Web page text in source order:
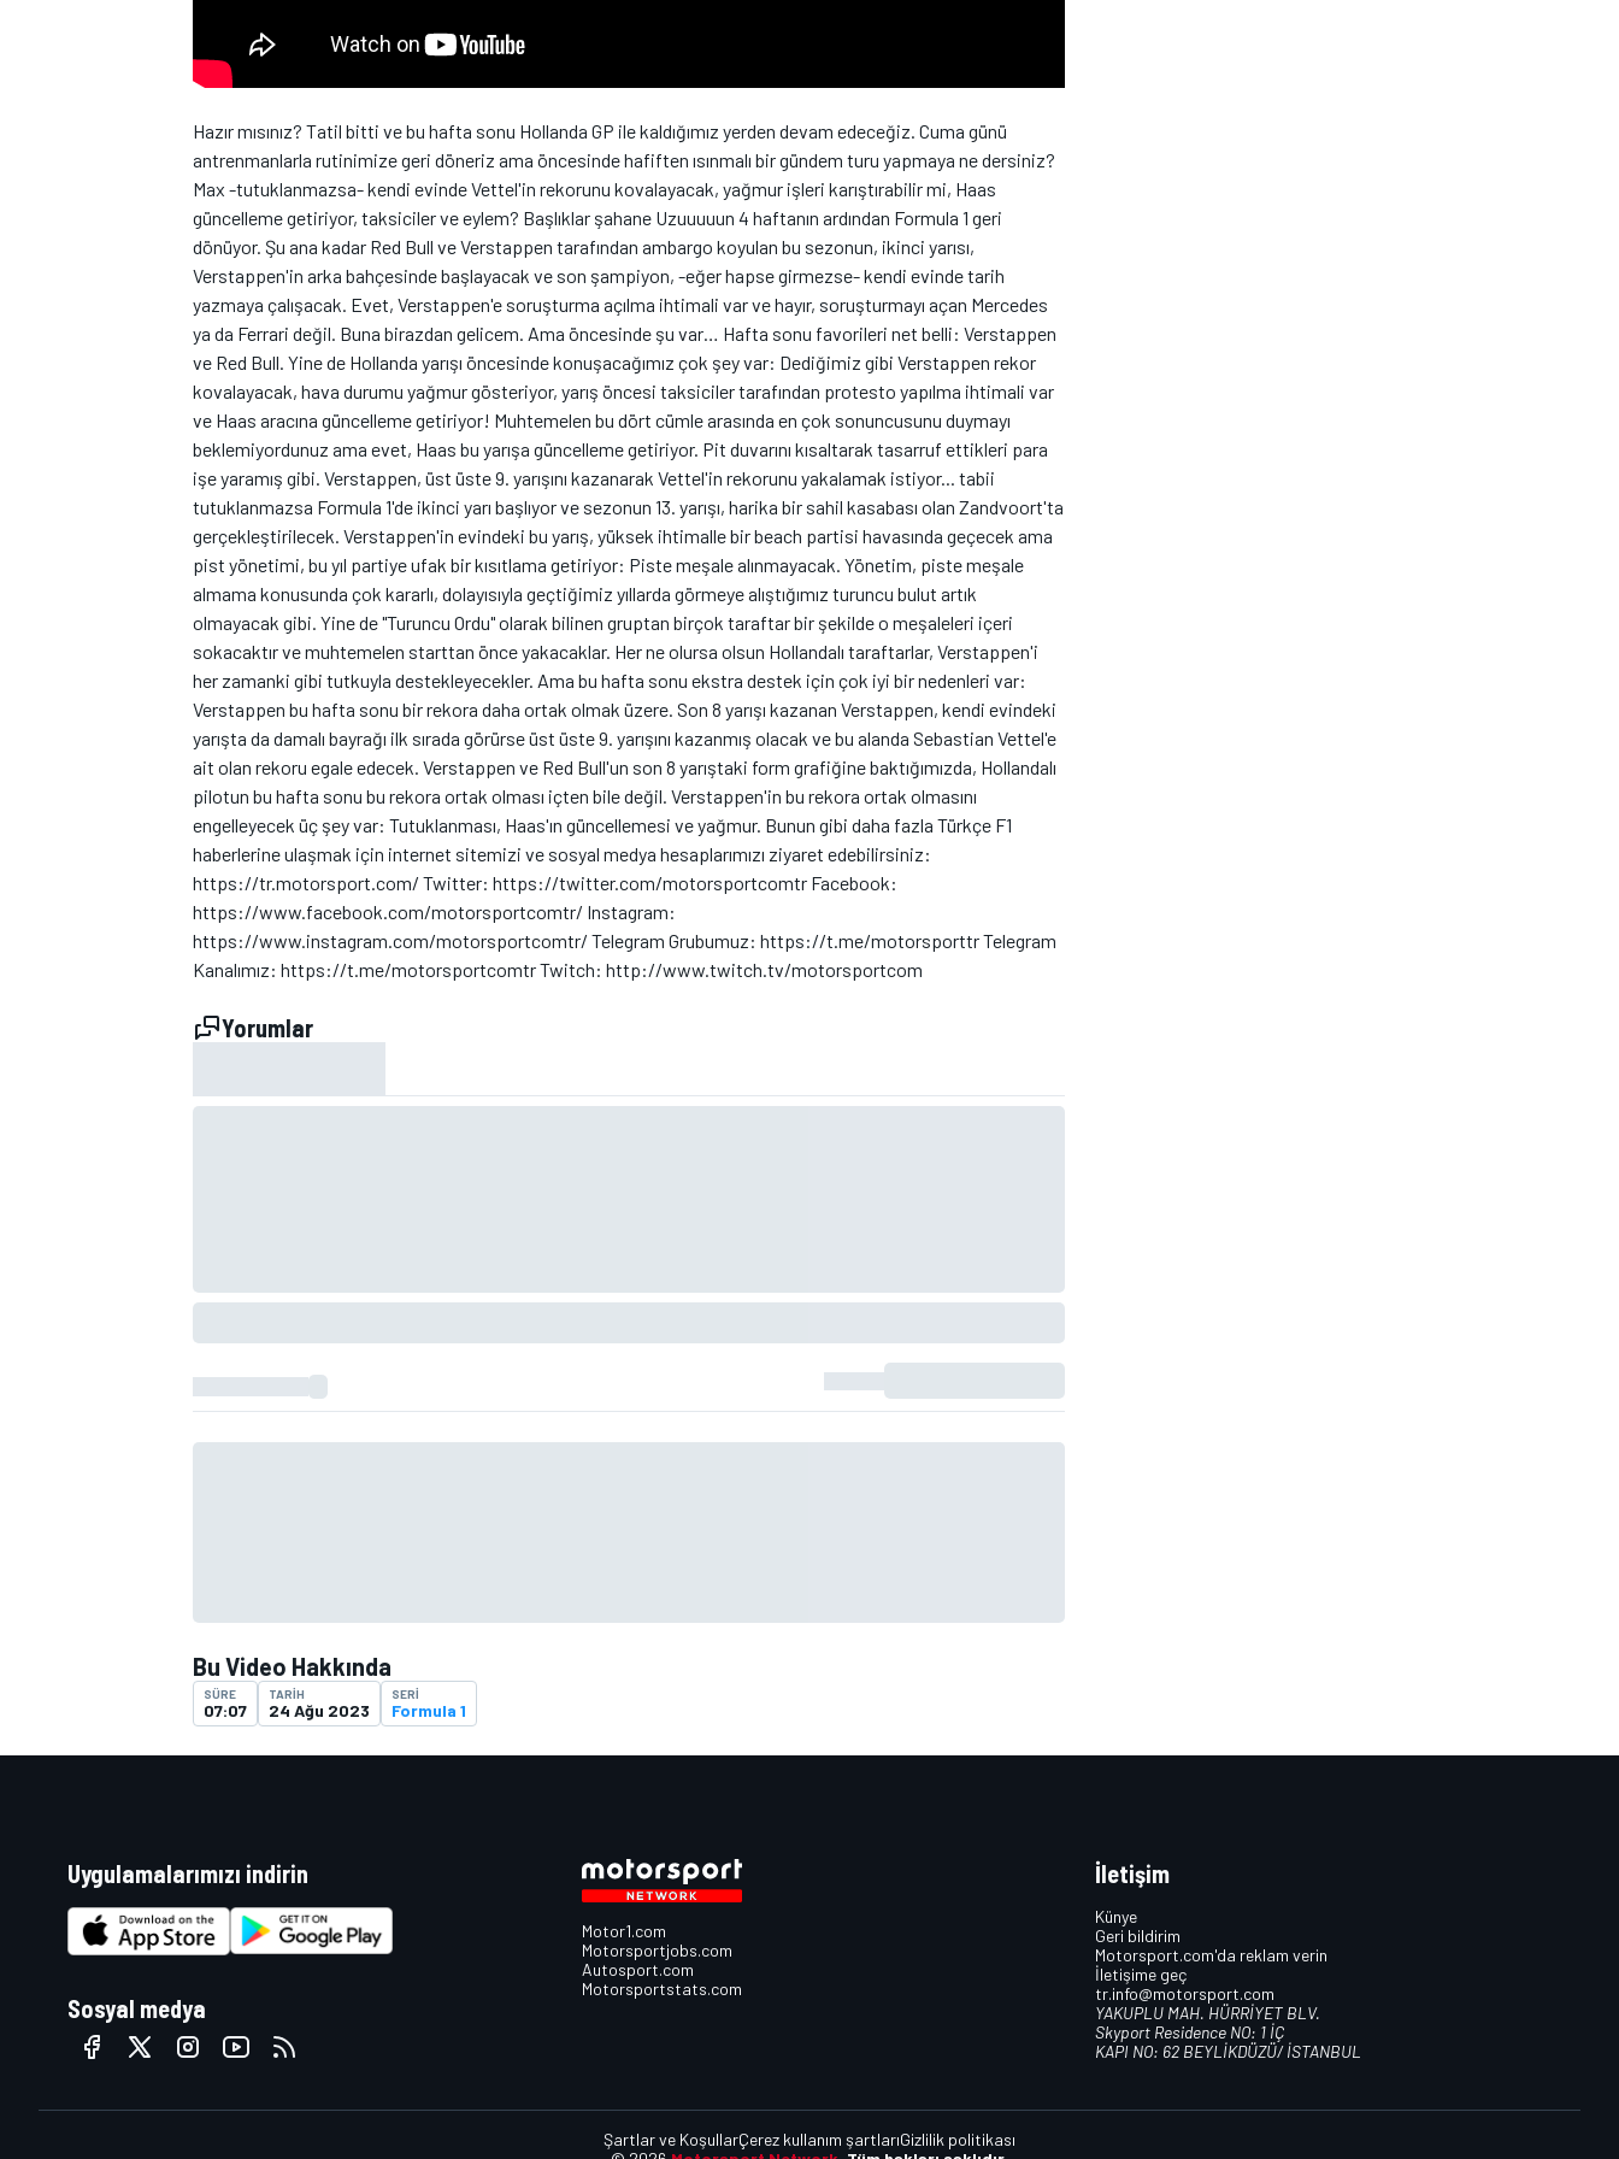
WRC
TÜRK SPORCULAR
MOTOSİKLET
Hazır mısınız? Tatil bitti ve bu hafta sonu Hollanda GP ile kaldığımız yerden devam edeceğiz. Cuma günü
antrenmanlarla rutinimize geri döneriz ama öncesinde hafiften ısınmalı bir gündem turu yapmaya ne dersiniz?
Max -tutuklanmazsa- kendi evinde Vettel'in rekorunu kovalayacak, yağmur işleri karıştırabilir mi, Haas
güncelleme getiriyor, taksiciler ve eylem? Başlıklar şahane Uzuuuuun 4 haftanın ardından Formula 1 geri
dönüyor. Şu ana kadar Red Bull ve Verstappen tarafından ambargo koyulan bu sezonun, ikinci yarısı,
Verstappen'in arka bahçesinde başlayacak ve son şampiyon, -eğer hapse girmezse- kendi evinde tarih
yazmaya çalışacak. Evet, Verstappen'e soruşturma açılma ihtimali var ve hayır, soruşturmayı açan Mercedes
ya da Ferrari değil. Buna birazdan gelicem. Ama öncesinde şu var… Hafta sonu favorileri net belli: Verstappen
ve Red Bull. Yine de Hollanda yarışı öncesinde konuşacağımız çok şey var: Dediğimiz gibi Verstappen rekor
kovalayacak, hava durumu yağmur gösteriyor, yarış öncesi taksiciler tarafından protesto yapılma ihtimali var
ve Haas aracına güncelleme getiriyor! Muhtemelen bu dört cümle arasında en çok sonuncusunu duymayı
beklemiyordunuz ama evet, Haas bu yarışa güncelleme getiriyor. Pit duvarını kısaltarak tasarruf ettikleri para
işe yaramış gibi. Verstappen, üst üste 9. yarışını kazanarak Vettel'in rekorunu yakalamak istiyor... tabii
tutuklanmazsa Formula 1'de ikinci yarı başlıyor ve sezonun 13. yarışı, harika bir sahil kasabası olan Zandvoort'ta
gerçekleştirilecek. Verstappen'in evindeki bu yarış, yüksek ihtimalle bir beach partisi havasında geçecek ama
pist yönetimi, bu yıl partiye ufak bir kısıtlama getiriyor: Piste meşale alınmayacak. Yönetim, piste meşale
almama konusunda çok kararlı, dolayısıyla geçtiğimiz yıllarda görmeye alıştığımız turuncu bulut artık
olmayacak gibi. Yine de "Turuncu Ordu" olarak bilinen gruptan birçok taraftar bir şekilde o meşaleleri içeri
sokacaktır ve muhtemelen starttan önce yakacaklar. Her ne olursa olsun Hollandalı taraftarlar, Verstappen'i
her zamanki gibi tutkuyla destekleyecekler. Ama bu hafta sonu ekstra destek için çok iyi bir nedenleri var:
Verstappen bu hafta sonu bir rekora daha ortak olmak üzere. Son 8 yarışı kazanan Verstappen, kendi evindeki
yarışta da damalı bayrağı ilk sırada görürse üst üste 9. yarışını kazanmış olacak ve bu alanda Sebastian Vettel'e
ait olan rekoru egale edecek. Verstappen ve Red Bull'un son 8 yarıştaki form grafiğine baktığımızda, Hollandalı
pilotun bu hafta sonu bu rekora ortak olması içten bile değil. Verstappen'in bu rekora ortak olmasını
engelleyecek üç şey var: Tutuklanması, Haas'ın güncellemesi ve yağmur. Bunun gibi daha fazla Türkçe F1
haberlerine ulaşmak için internet sitemizi ve sosyal medya hesaplarımızı ziyaret edebilirsiniz:
https://tr.motorsport.com/ Twitter: https://twitter.com/motorsportcomtr Facebook:
https://www.facebook.com/motorsportcomtr/ Instagram:
https://www.instagram.com/motorsportcomtr/ Telegram Grubumuz: https://t.me/motorsporttr Telegram
Kanalımız: https://t.me/motorsportcomtr Twitch: http://www.twitch.tv/motorsportcom
Yorumlar
Bu Video Hakkında
SÜRE
07:07
TARIH
24 Ağu 2023
SERI
Formula 1
Uygulamalarımızı indirin
Sosyal medya
Motor1.com
Motorsportjobs.com
Autosport.com
Motorsportstats.com
İletişim
Künye
Geri bildirim
Motorsport.com'da reklam verin
İletişime geç
tr.info@motorsport.com
YAKUPLU MAH. HÜRRİYET BLV.
Skyport Residence NO: 1 İÇ
KAPI NO: 62 BEYLİKDÜZÜ/ İSTANBUL
Şartlar ve KoşullarÇerez kullanım şartlarıGizlilik politikası